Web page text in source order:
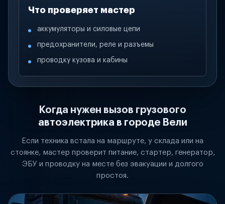
Что проверяет мастер
аккумуляторы и силовые цепи
предохранители, реле и разъемы
проводку кузова и кабины
Когда нужен вызов грузового
автоэлектрика в городе Вели
Если техника встала на маршруте, у склада или на
стоянке, мастер проверит питание, стартер, генератор,
ЭБУ и проводку на месте без эвакуации и долгого
простоя.